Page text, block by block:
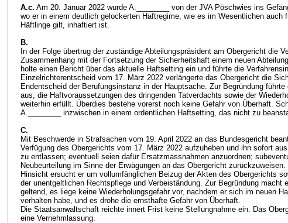
A.c. Am 20. Januar 2022 wurde A.________ von der JVA Pöschwies ins
wo er in einem deutlich gelockerten Haftregime, wie es im Wesentlichen auch
Häftlinge gilt, inhaftiert ist.
B.
In der Folge übertrug der zuständige Abteilungspräsident am Obergericht die
Zusammenhang mit der Fortsetzung der Sicherheitshaft einem neuen
holte einen Bericht über das aktuelle Haftsetting ein und führte die
Einzelrichterentscheid vom 17. März 2022 verlängerte das Obergericht die
Endentscheid der Berufungsinstanz in der Hauptsache. Zur Begründung
aus, die Haftvoraussetzungen des dringenden Tatverdachts sowie der
weiterhin erfüllt. Überdies bestehe vorerst noch keine Gefahr von Überhaft.
A.________ inzwischen in einem ordentlichen Haftsetting, das nicht zu
C.
Mit Beschwerde in Strafsachen vom 19. April 2022 an das Bundesgericht
Verfügung des Obergerichts vom 17. März 2022 aufzuheben und ihn sofort
zu entlassen; eventuell seien dafür Ersatzmassnahmen anzuordnen;
Neubeurteilung im Sinne der Erwägungen an das Obergericht
Hinsicht ersucht er um vollumfänglichen Beizug der Akten des Obergerichts
der unentgeltlichen Rechtspflege und Verbeiständung. Zur Begründung macht
geltend, es liege keine Wiederholungsgefahr vor, nachdem er sich im neuen
verhalten habe, und es drohe die ernsthafte Gefahr von Überhaft.
Die Staatsanwaltschaft reichte innert Frist keine Stellungnahme ein. Das
eine Vernehmlassung.